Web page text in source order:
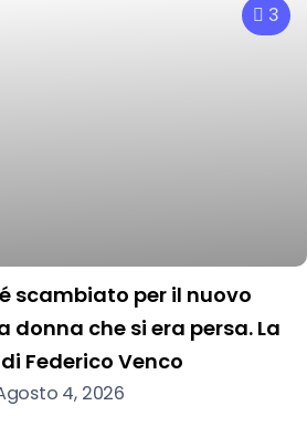
3
scambiato per il nuovo
donna che si era persa. La
Federico Venco
4, 2026